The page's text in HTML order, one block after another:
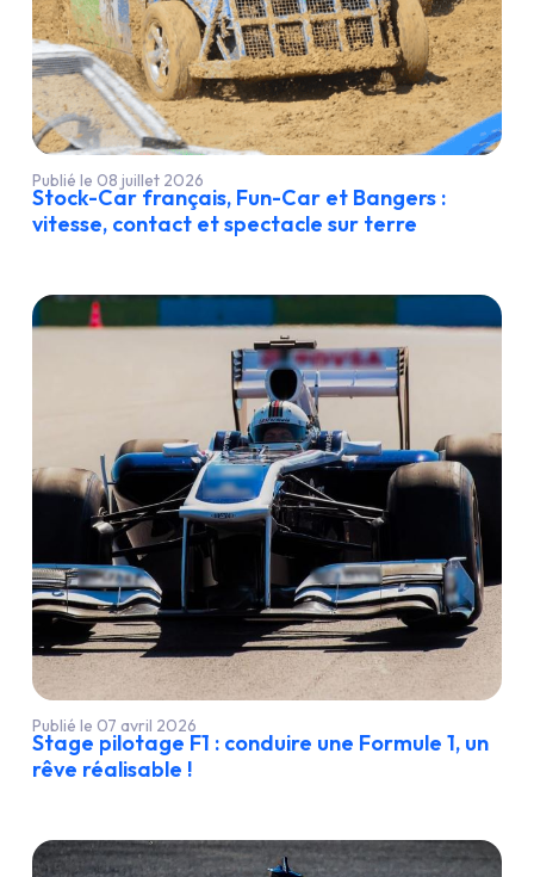
Publié le 08 juillet 2026
Stock-Car français, Fun-Car et Bangers :
vitesse, contact et spectacle sur terre
Publié le 07 avril 2026
Stage pilotage F1 : conduire une Formule 1, un
rêve réalisable !